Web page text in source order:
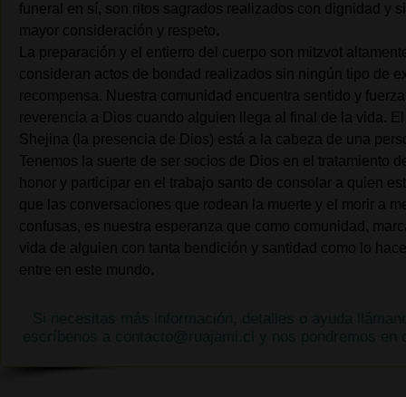
funeral en sí, son ritos sagrados realizados con dignidad y
mayor consideración y respeto.
La preparación y el entierro del cuerpo son mitzvot
consideran actos de bondad realizados sin ningún tipo de
recompensa. Nuestra comunidad encuentra sentido y
reverencia a Dios cuando alguien llega al final de la vida.
Shejina (la presencia de Dios) está a la cabeza de una
Tenemos la suerte de ser socios de Dios en el tratamiento
honor y participar en el trabajo santo de consolar a quien
que las conversaciones que rodean la muerte y el morir a
confusas, es nuestra esperanza que como comunidad,
vida de alguien con tanta bendición y santidad como lo
entre en este mundo.